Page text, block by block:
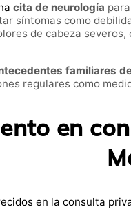
cita de neurología
síntomas como
de cabeza
familiares
regulares como
en
en la consulta